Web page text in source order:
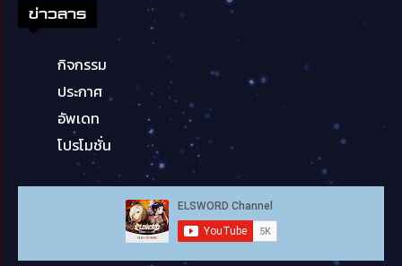
ข่าวสาร
กิจกรรม
ประกาศ
อัพเดท
โปรโมชั่น